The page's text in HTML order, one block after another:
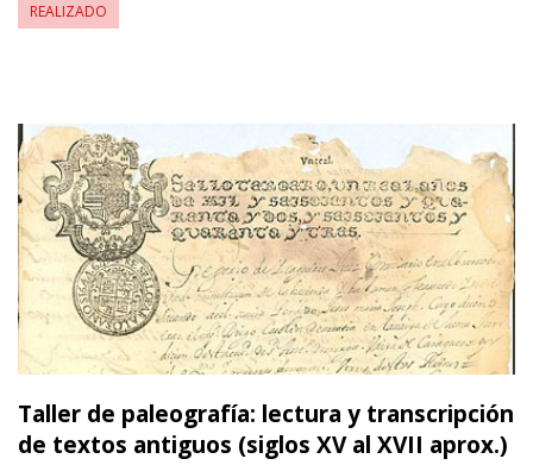
REALIZADO
Taller de paleografía: lectura y transcripción
de textos antiguos (siglos XV al XVII aprox.)
Leer m�s sobre Taller de paleografía: lectura y